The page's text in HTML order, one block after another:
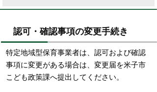
認可・確認事項の変更手続き
特定地域型保育事業者は、認可および確認
事項に変更がある場合は、変更届を米子市
こども政策課へ提出してください。